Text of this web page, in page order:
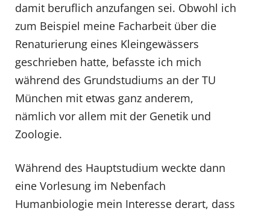
damit beruflich anzufangen sei. Obwohl ich
zum Beispiel meine Facharbeit über die
Renaturierung eines Kleingewässers
geschrieben hatte, befasste ich mich
während des Grundstudiums an der TU
München mit etwas ganz anderem,
nämlich vor allem mit der Genetik und
Zoologie.
Während des Hauptstudium weckte dann
eine Vorlesung im Nebenfach
Humanbiologie mein Interesse derart, dass